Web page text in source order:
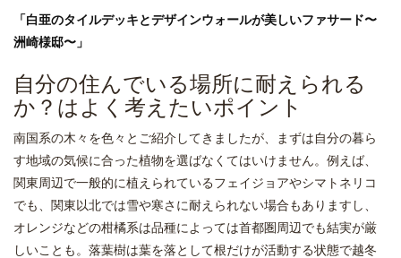
「白亜のタイルデッキとデザインウォールが美しいファサード〜
洲崎様邸〜」
自分の住んでいる場所に耐えられる
か？はよく考えたいポイント
南国系の木々を色々とご紹介してきましたが、まずは自分の暮ら
す地域の気候に合った植物を選ばなくてはいけません。例えば、
関東周辺で一般的に植えられているフェイジョアやシマトネリコ
でも、関東以北では雪や寒さに耐えられない場合もありますし、
オレンジなどの柑橘系は品種によっては首都圏周辺でも結実が厳
しいことも。落葉樹は葉を落として根だけが活動する状態で越冬